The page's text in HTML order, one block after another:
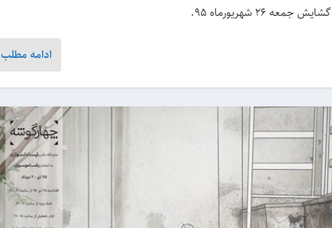
گشایش جمعه ۲۶ شهریورماه ۹۵.
ادامه مطلب